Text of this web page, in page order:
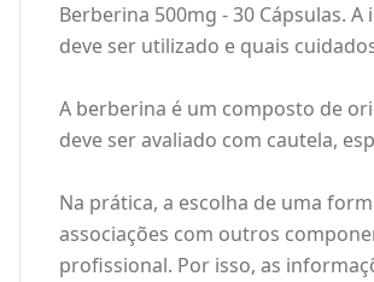
Berberina 500mg - 30 Cápsulas.
deve ser utilizado e quais
A berberina é um composto de
deve ser avaliado com cautela,
Na prática, a escolha de uma
associações com outros
profissional. Por isso, as